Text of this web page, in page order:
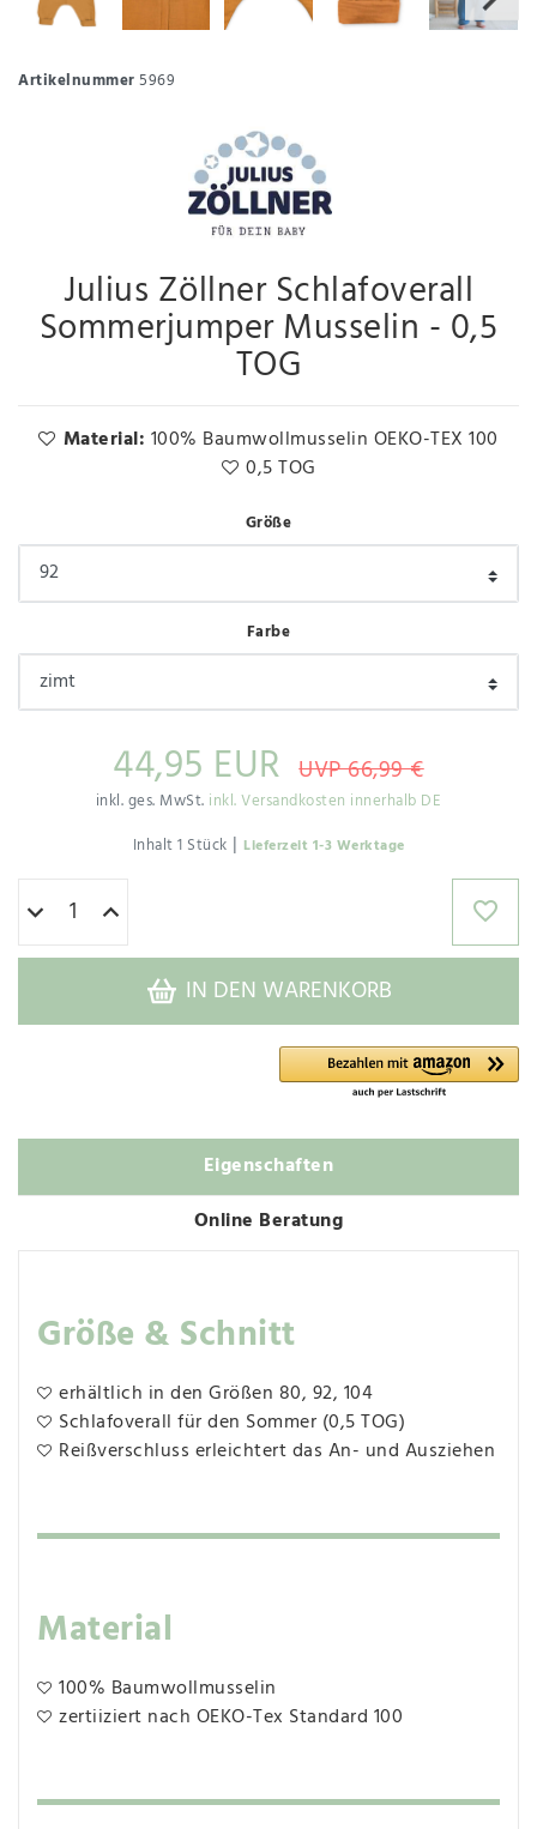
Artikelnummer5969
Julius Zöllner Schlafoverall
Sommerjumper Musselin - 0,5
TOG
Material: 100% Baumwollmusselin OEKO-TEX 100
0,5 TOG
Größe
Farbe
44,95 EUR UVP 66,99 €
inkl. ges. MwSt. inkl. Versandkosten innerhalb DE
Inhalt1 Stück | Lieferzeit 1-3 Werktage
IN DEN WARENKORB
Eigenschaften
Online Beratung
Größe & Schnitt
erhältlich in den Größen 80, 92, 104
Schlafoverall für den Sommer (0,5 TOG)
Reißverschluss erleichtert das An- und Ausziehen
Material
100% Baumwollmusselin
zertiiziert nach OEKO-Tex Standard 100